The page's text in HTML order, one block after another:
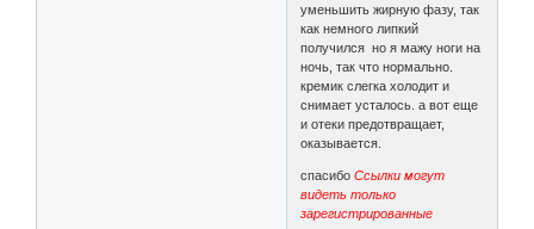
уменьшить жирную фазу, так
как немного липкий
получился но я мажу ноги на
ночь, так что нормально.
кремик слегка холодит и
снимает усталось. а вот еще
и отеки предотвращает,
оказывается.
спасибоСсылки могут
видеть только
зарегистрированные